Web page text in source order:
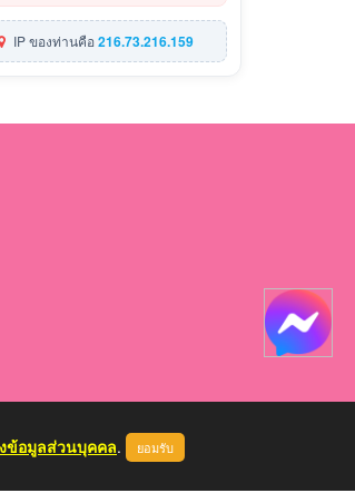
IP ของท่านคือ216.73.216.159
ข้อมูลส่วนบุคคล. ยอมรับ